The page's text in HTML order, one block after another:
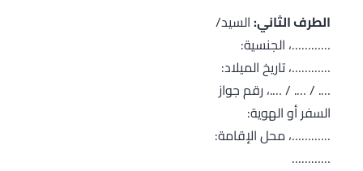
الطرف الثاني:السيد/
…………، الجنسية:
…………، تاريخ الميلاد:
…. / …. / ….، رقم جواز
السفر أو الهوية:
…………، محل الإقامة:
…………